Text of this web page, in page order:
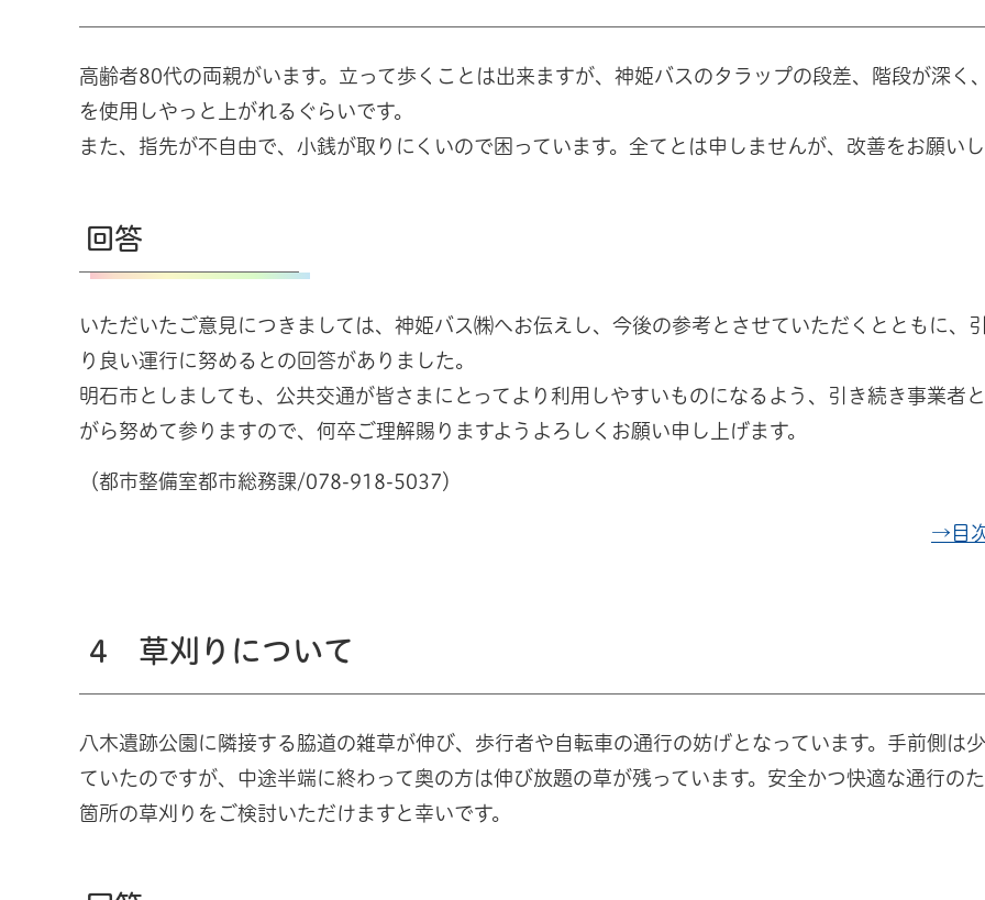
高齢者80代の両親がいます。立って歩くことは出来ますが、神姫バスのタラップの段差、階段が深く
を使用しやっと上がれるぐらいです。
また、指先が不自由で、小銭が取りにくいので困っています。全てとは申しませんが、改善をお願い
回答
いただいたご意見につきましては、神姫バス㈱へお伝えし、今後の参考とさせていただくとともに、
り良い運行に努めるとの回答がありました。
明石市としましても、公共交通が皆さまにとってより利用しやすいものになるよう、引き続き事業者
がら努めて参りますので、何卒ご理解賜りますようよろしくお願い申し上げます。
（都市整備室都市総務課/078-918-5037）
→目
4 草刈りについて
八木遺跡公園に隣接する脇道の雑草が伸び、歩行者や自転車の通行の妨げとなっています。手前側は
ていたのですが、中途半端に終わって奥の方は伸び放題の草が残っています。安全かつ快適な通行の
箇所の草刈りをご検討いただけますと幸いです。